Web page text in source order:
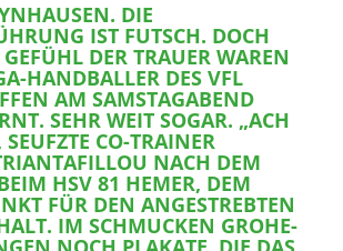
DIE
IST FUTSCH. DOCH
DER TRAUER WAREN
HANDBALLER DES VFL
AM SAMSTAGABEND
SEHR WEIT SOGAR. „ACH
CO-TRAINER
NACH DEM
HSV 81 HEMER, DEM
FÜR DEN ANGESTREBTEN
IM SCHMUCKEN GROHE-